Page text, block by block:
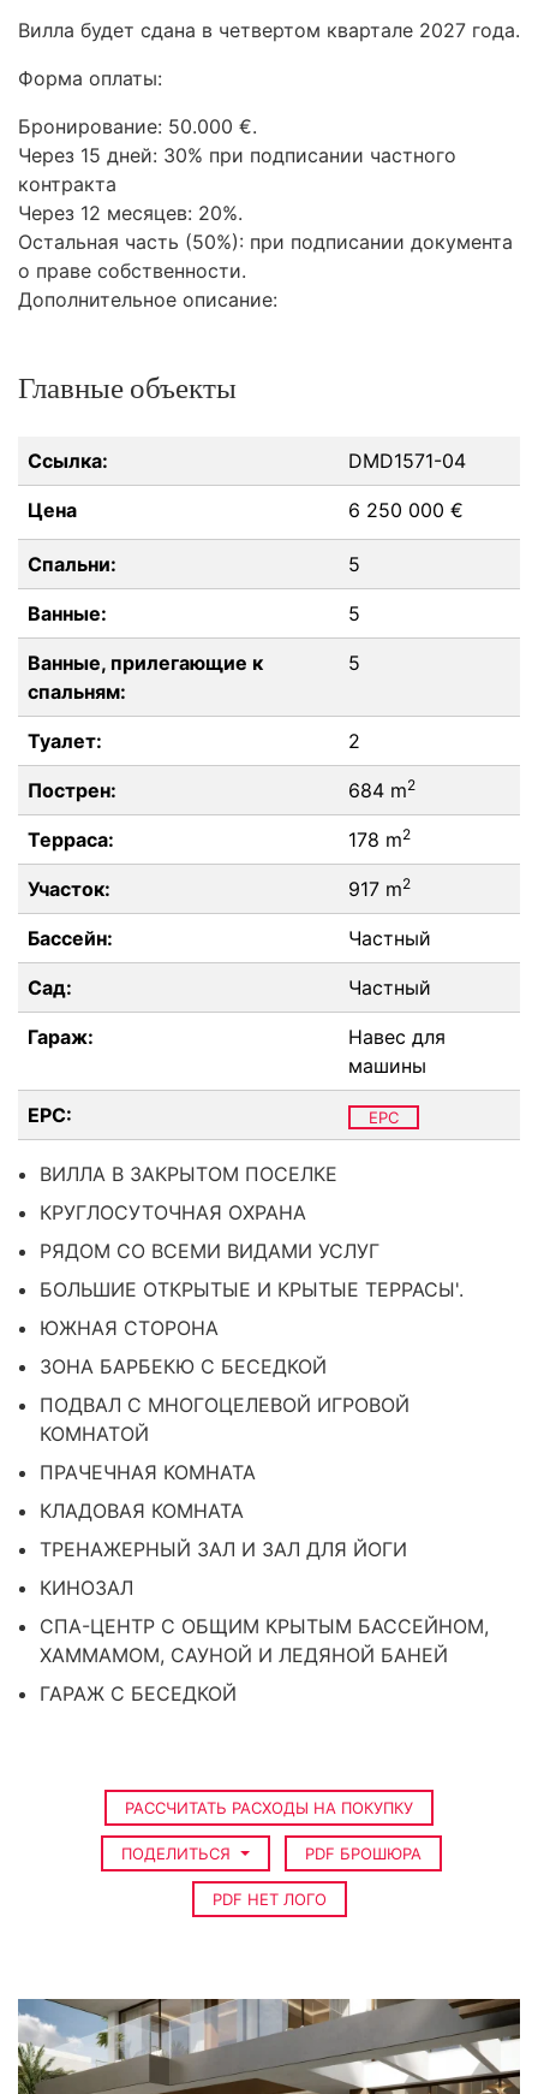
Вилла будет сдана в четвертом квартале 2027 года.
Форма оплаты:
Бронирование: 50.000 €.
Через 15 дней: 30% при подписании частного
контракта
Через 12 месяцев: 20%.
Остальная часть (50%): при подписании документа
о праве собственности.
Дополнительное описание:
Главные объекты
Ссылка: DMD1571-04
Цена 6 250 000 €
Спальни: 5
Ванные: 5
Ванные, прилегающие к
спальням:
5
Туалет: 2
Пострен: 684 m2
Терраса: 178 m2
Участок: 917 m2
Бассейн: Частный
Сад: Частный
Гараж:
Навес для
машины
EPC: EPC
ВИЛЛА В ЗАКРЫТОМ ПОСЕЛКЕ
КРУГЛОСУТОЧНАЯ ОХРАНА
РЯДОМ СО ВСЕМИ ВИДАМИ УСЛУГ
БОЛЬШИЕ ОТКРЫТЫЕ И КРЫТЫЕ ТЕРРАСЫ'.
ЮЖНАЯ СТОРОНА
ЗОНА БАРБЕКЮ С БЕСЕДКОЙ
ПОДВАЛ С МНОГОЦЕЛЕВОЙ ИГРОВОЙ
КОМНАТОЙ
ПРАЧЕЧНАЯ КОМНАТА
КЛАДОВАЯ КОМНАТА
ТРЕНАЖЕРНЫЙ ЗАЛ И ЗАЛ ДЛЯ ЙОГИ
КИНОЗАЛ
СПА-ЦЕНТР С ОБЩИМ КРЫТЫМ БАССЕЙНОМ,
ХАММАМОМ, САУНОЙ И ЛЕДЯНОЙ БАНЕЙ
ГАРАЖ С БЕСЕДКОЙ
РАССЧИТАТЬ РАСХОДЫ НА ПОКУПКУ
ПОДЕЛИТЬСЯ PDF БРОШЮРА
PDF НЕТ ЛОГО